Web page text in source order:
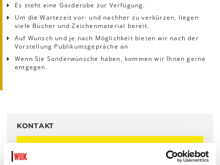
Es steht eine Garderobe zur Verfügung.
Um die Wartezeit vor- und nachher zu verkürzen, liegen
viele Bücher und Zeichenmaterial bereit.
Auf Wunsch und je nach Möglichkeit bieten wir nach der
Vorstellung Publikumsgepräche an
Wenn Sie Sonderwünsche haben, kommen wir Ihnen gerne
entgegen.
KONTAKT